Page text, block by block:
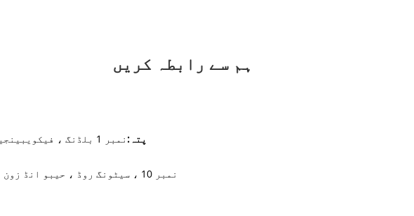
ہم سے رابطہ کریں
پتہ: نمبر 1 بلڈنگ ، فیکویبینجیانگ ، کیچینگ ، کوزہو ، جیانگ ، چین 324000
نمبر 10 ، سیٹونگ روڈ ، حیبو انڈ زون ، چانگشان کوزہو ، صوبہ جیانگنگ صوبہ ، چین